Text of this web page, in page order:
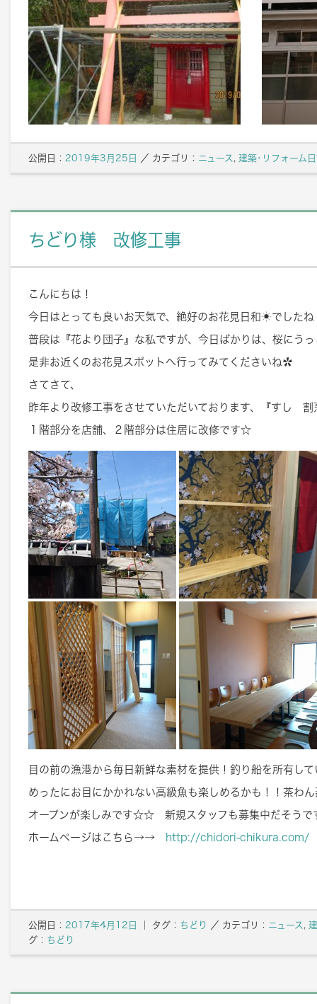
公開日： 2019年3月25日 ／ カテゴリ： ニュース , 建築･リフォーム
ちどり様 改修工事
こんにちは！
今日はとっても良いお天気で、絶好のお花見日和☀でしたね
普段は『花より団子』な私ですが、今日ばかりは、桜にう
是非お近くのお花見スポットへ行ってみてくださいね✿
さてさて、
昨年より改修工事をさせていただいております、『すし
１階部分を店舗、２階部分は住居に改修です☆
目の前の漁港から毎日新鮮な素材を提供！釣り船を所有し
めったにお目にかかれない高級魚も楽しめるかも！！茶わ
オープンが楽しみです☆☆ 新規スタッフも募集中だそうで
ホームページはこちら→→ http://chidori-chikura.com/
公開日： 2017年4月12日 ｜ タグ： ちどり ／ カテゴリ： ニュース
グ： ちどり